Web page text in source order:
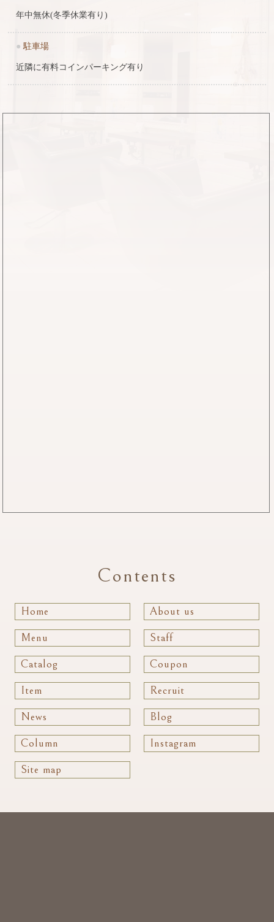
年中無休(冬季休業有り)
● 駐車場
近隣に有料コインパーキング有り
Contents
Home About us
Menu Staff
Catalog Coupon
Item Recruit
News Blog
Column Instagram
Site map